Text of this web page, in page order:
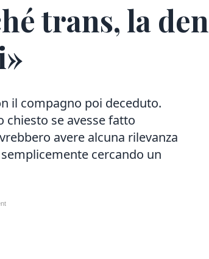
trans, la
il compagno poi deceduto.
chiesto se avesse fatto
avere alcuna rilevanza
cercando un